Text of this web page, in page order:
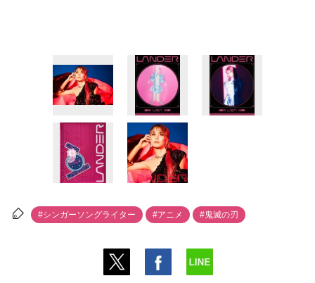
#シンガーソングライター #アニメ #鬼滅の刃